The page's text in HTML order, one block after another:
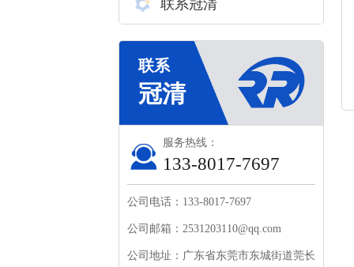
联系冠清
服务热线：
133-8017-7697
公司电话：133-8017-7697
公司邮箱：2531203110@qq.com
公司地址：广东省东莞市东城街道莞长